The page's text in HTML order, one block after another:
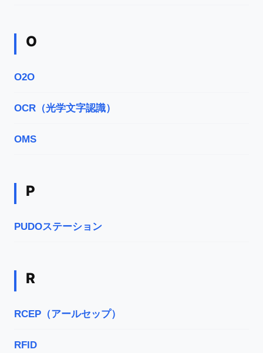
O
O2O
OCR（光学文字認識）
OMS
P
PUDOステーション
R
RCEP（アールセップ）
RFID